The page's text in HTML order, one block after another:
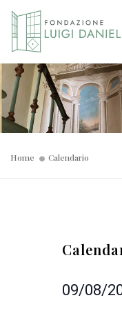
Home Calendario
09/08/